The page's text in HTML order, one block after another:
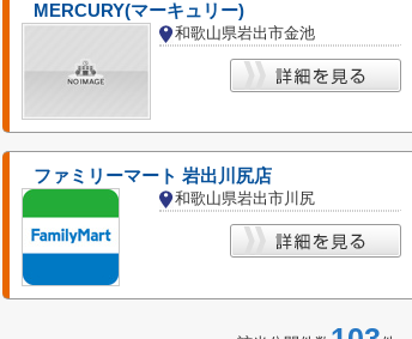
MERCURY(マーキュリー)
和歌山県岩出市金池
ファミリーマート 岩出川尻店
和歌山県岩出市川尻